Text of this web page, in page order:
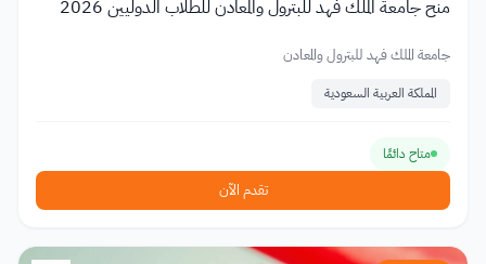
منح جامعة الملك فهد للبترول والمعادن للطلاب الدوليين 2026
جامعة الملك فهد للبترول والمعادن
المملكة العربية السعودية
متاح دائمًا
تقدم الآن